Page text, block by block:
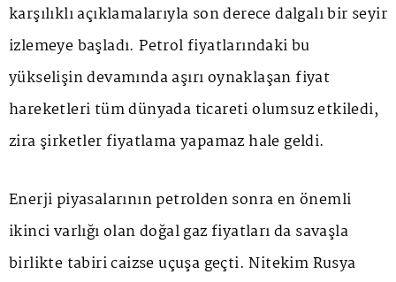
karşılıklı açıklamalarıyla son derece dalgalı bir seyir
izlemeye başladı. Petrol fiyatlarındaki bu
yükselişin devamında aşırı oynaklaşan fiyat
hareketleri tüm dünyada ticareti olumsuz etkiledi,
zira şirketler fiyatlama yapamaz hale geldi.
Enerji piyasalarının petrolden sonra en önemli
ikinci varlığı olan doğal gaz fiyatları da savaşla
birlikte tabiri caizse uçuşa geçti. Nitekim Rusya